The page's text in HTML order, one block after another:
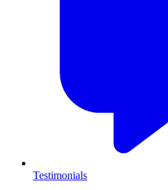
Testimonials